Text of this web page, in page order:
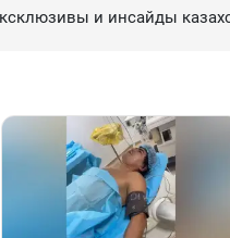
и инсайды